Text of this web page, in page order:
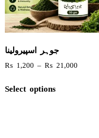
جوہر اسپیرولینا
₨ 1,200 – ₨ 21,000
Select options